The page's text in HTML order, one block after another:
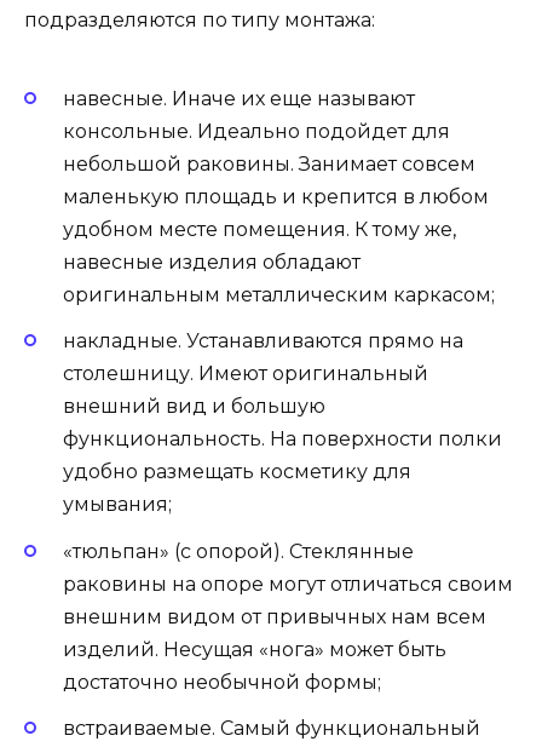
подразделяются по типу монтажа:
навесные. Иначе их еще называют
консольные. Идеально подойдет для
небольшой раковины. Занимает совсем
маленькую площадь и крепится в любом
удобном месте помещения. К тому же,
навесные изделия обладают
оригинальным металлическим каркасом;
накладные. Устанавливаются прямо на
столешницу. Имеют оригинальный
внешний вид и большую
функциональность. На поверхности полки
удобно размещать косметику для
умывания;
«тюльпан» (с опорой). Стеклянные
раковины на опоре могут отличаться своим
внешним видом от привычных нам всем
изделий. Несущая «нога» может быть
достаточно необычной формы;
встраиваемые. Самый функциональный